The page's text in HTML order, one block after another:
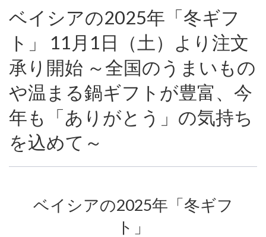
ベイシアの2025年「冬ギフ
ト」 11月1日（土）より注文
承り開始 ～全国のうまいもの
や温まる鍋ギフトが豊富、今
年も「ありがとう」の気持ち
を込めて～
ベイシアの2025年「冬ギフ
ト」